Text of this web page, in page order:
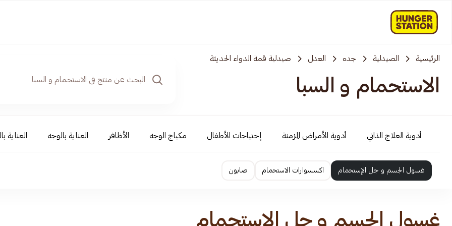
الرئيسية الصيدلية جده العدل صيدلية قمة الدواء الحديثة
الاستحمام و السبا
أدوية العلاج الذاتي أدوية الأمراض المزمنة إحتياجات الأطفال مكياج الوجه الأظافر العناية بالوجه العناية
غسول الجسم و جل الإستحمام اكسسوارات الاستحمام صابون
غسول الجسم و جل الإستحمام